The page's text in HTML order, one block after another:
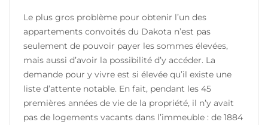
Le plus gros problème pour obtenir l’un des
appartements convoités du Dakota n’est pas
seulement de pouvoir payer les sommes élevées,
mais aussi d’avoir la possibilité d’y accéder. La
demande pour y vivre est si élevée qu’il existe une
liste d’attente notable. En fait, pendant les 45
premières années de vie de la propriété, il n’y avait
pas de logements vacants dans l’immeuble : de 1884